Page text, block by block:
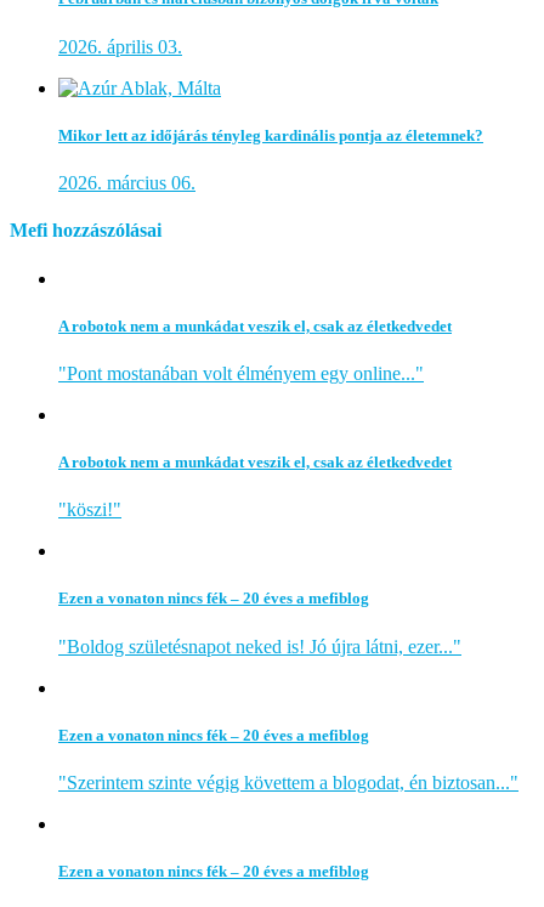
2026. április 03.
Mikor lett az időjárás tényleg kardinális pontja az életemnek?
2026. március 06.
Mefi hozzászólásai
A robotok nem a munkádat veszik el, csak az életkedvedet
"Pont mostanában volt élményem egy online..."
A robotok nem a munkádat veszik el, csak az életkedvedet
"köszi!"
Ezen a vonaton nincs fék – 20 éves a mefiblog
"Boldog születésnapot neked is! Jó újra látni, ezer..."
Ezen a vonaton nincs fék – 20 éves a mefiblog
"Szerintem szinte végig követtem a blogodat, én biztosan..."
Ezen a vonaton nincs fék – 20 éves a mefiblog